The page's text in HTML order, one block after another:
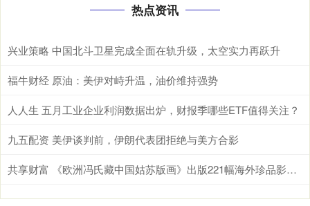
热点资讯
兴业策略 中国北斗卫星完成全面在轨升级，太空实力再跃升
福牛财经 原油：美伊对峙升温，油价维持强势
人人生 五月工业企业利润数据出炉，财报季哪些ETF值得关注？
九五配资 美伊谈判前，伊朗代表团拒绝与美方合影
共享财富 《欧洲冯氏藏中国姑苏版画》出版221幅海外珍品影像“归乡”